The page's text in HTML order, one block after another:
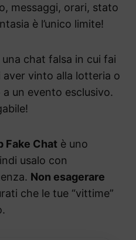
messaggi, orari, stato
è l’unico limite!
una chat falsa in cui fai
vinto alla lotteria o
un evento esclusivo.
Fake Chat è uno
usalo con
Non esagerare
che le tue “vittime”